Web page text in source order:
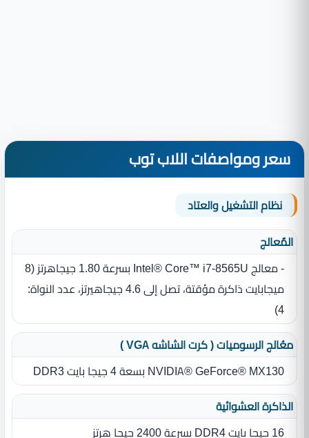
سعر ومواصفات اللاب توب
نظام التشغيل والعتاد
المٌعالج
- معالج Intel® Core™ i7-8565U بسرعة 1.80 جيجاهرتز ‏(‏8
ميجابايت ذاكرة مؤقتة، تصل إلى 4.6 جيجاهيرتز، عدد النواة‏:‏
4‏)‏
معُالج الرسوميات ( كرت الشاشه VGA )
NVIDIA® GeForce® MX130 بسعة 4 جيجا بايت DDR3
الذاكرة العشوائية
16 جيجا بايت DDR4 بسرعة 2400 جيجا هرتز